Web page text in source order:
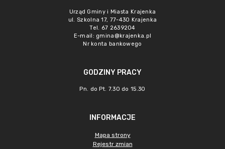
Urząd Gminy i Miasta Krajenka
ul. Szkolna 17, 77-430 Krajenka
Tel. 67 2639204
E-mail: gmina@krajenka.pl
Nr konta bankowego
GODZINY PRACY
Pn. do Pt. 7.30 do 15.30
INFORMACJE
Mapa strony
Rejestr zmian